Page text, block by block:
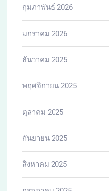
กุมภาพันธ์ 2026
มกราคม 2026
ธันวาคม 2025
พฤศจิกายน 2025
ตุลาคม 2025
กันยายน 2025
สิงหาคม 2025